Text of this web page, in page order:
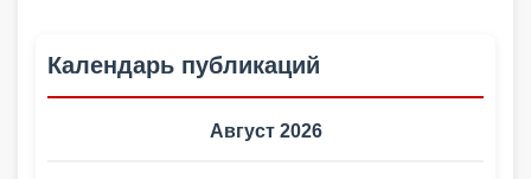
Календарь публикаций
Август 2026